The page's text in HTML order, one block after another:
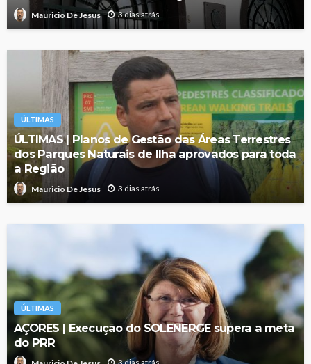
Mauricio De Jesus 3 dias atrás
ÚLTIMAS
ÚLTIMAS | Planos de Gestão das Áreas Terrestres
dos Parques Naturais de Ilha aprovados para toda
a Região
Mauricio De Jesus 3 dias atrás
ÚLTIMAS
AÇORES | Execução do SOLENERGE supera a meta
do PRR